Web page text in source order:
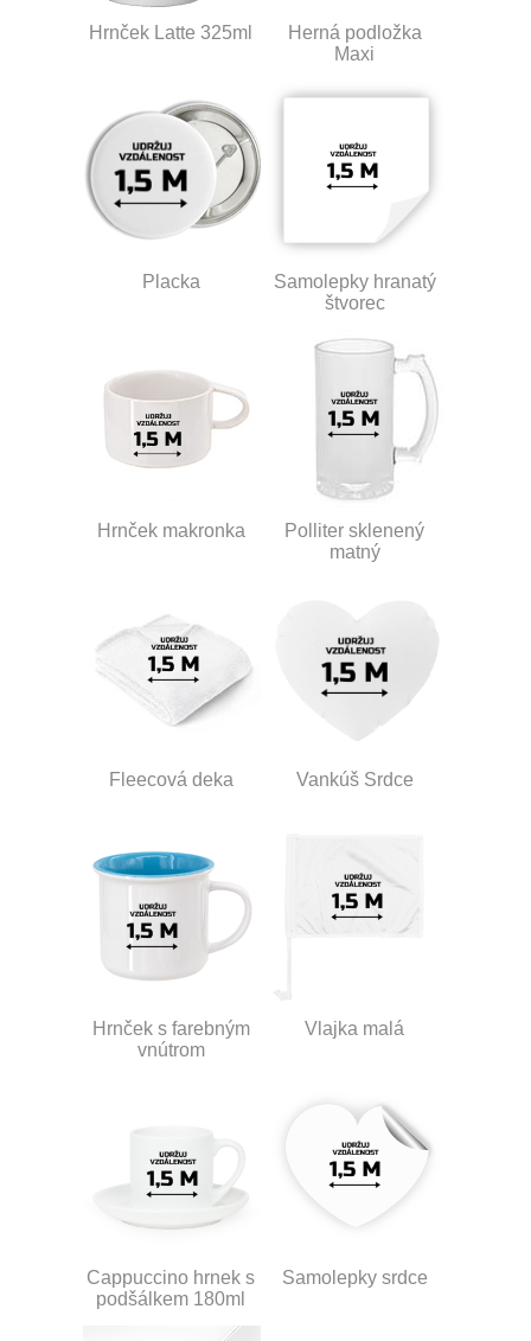
Hrnček Latte 325ml
Herná podložka
Maxi
Placka
Samolepky hranatý
štvorec
Hrnček makronka
Polliter sklenený
matný
Fleecová deka Vankúš Srdce
Hrnček s farebným
vnútrom
Vlajka malá
Cappuccino hrnek s
podšálkem 180ml
Samolepky srdce